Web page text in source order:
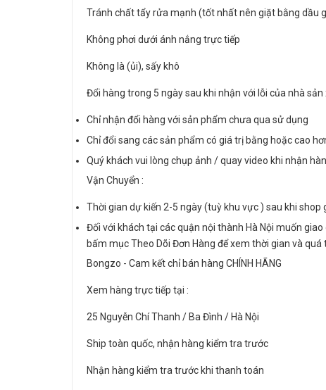
Tránh chất tẩy rửa mạnh (tốt nhất nên giặt bằng dầu
Không phơi dưới ánh nắng trực tiếp
Không là (ủi), sấy khô
Đổi hàng trong 5 ngày sau khi nhận với lỗi của nhà sản
Chỉ nhận đổi hàng với sản phẩm chưa qua sử dụng
Chỉ đổi sang các sản phẩm có giá trị bằng hoặc cao
Quý khách vui lòng chụp ảnh / quay video khi nhận
Vận Chuyển :
Thời gian dự kiến 2-5 ngày (tuỳ khu vực ) sau khi shop
Đối với khách tại các quận nội thành Hà Nội muốn
bấm mục Theo Dõi Đơn Hàng để xem thời gian và quá
Bongzo - Cam kết chỉ bán hàng CHÍNH HÃNG
Xem hàng trực tiếp tại :
25 Nguyễn Chí Thanh / Ba Đình / Hà Nội
Ship toàn quốc, nhận hàng kiểm tra trước
Nhận hàng kiểm tra trước khi thanh toán